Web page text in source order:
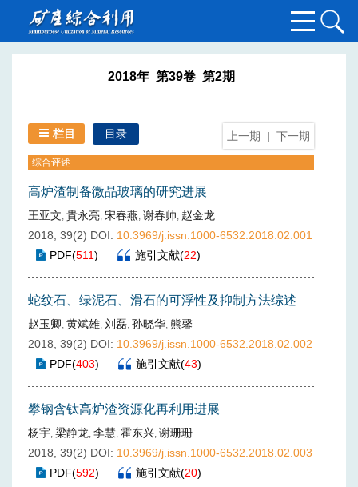
2018年 第39卷 第2期
栏目 目录 上一期 | 下一期
综合评述
高炉渣制备微晶玻璃的研究进展
王亚文, 貴永亮, 宋春燕, 谢春帅, 赵金龙
2018, 39(2) DOI: 10.3969/j.issn.1000-6532.2018.02.001
PDF(511) 施引文献(22)
蛇纹石、绿泥石、滑石的可浮性及抑制方法综述
赵玉卿, 黄斌雄, 刘磊, 孙晓华, 熊馨
2018, 39(2) DOI: 10.3969/j.issn.1000-6532.2018.02.002
PDF(403) 施引文献(43)
攀钢含钛高炉渣资源化再利用进展
杨宇, 梁静龙, 李慧, 霍东兴, 谢珊珊
2018, 39(2) DOI: 10.3969/j.issn.1000-6532.2018.02.003
PDF(592) 施引文献(20)